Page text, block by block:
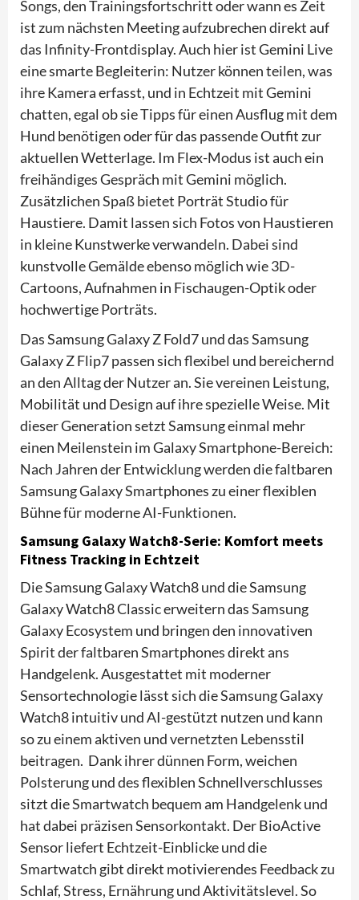
Songs, den Trainingsfortschritt oder wann es Zeit
ist zum nächsten Meeting aufzubrechen direkt auf
das Infinity-Frontdisplay. Auch hier ist Gemini Live
eine smarte Begleiterin: Nutzer können teilen, was
ihre Kamera erfasst, und in Echtzeit mit Gemini
chatten, egal ob sie Tipps für einen Ausflug mit dem
Hund benötigen oder für das passende Outfit zur
aktuellen Wetterlage. Im Flex-Modus ist auch ein
freihändiges Gespräch mit Gemini möglich.
Zusätzlichen Spaß bietet Porträt Studio für
Haustiere. Damit lassen sich Fotos von Haustieren
in kleine Kunstwerke verwandeln. Dabei sind
kunstvolle Gemälde ebenso möglich wie 3D-
Cartoons, Aufnahmen in Fischaugen-Optik oder
hochwertige Porträts.
Das Samsung Galaxy Z Fold7 und das Samsung
Galaxy Z Flip7 passen sich flexibel und bereichernd
an den Alltag der Nutzer an. Sie vereinen Leistung,
Mobilität und Design auf ihre spezielle Weise. Mit
dieser Generation setzt Samsung einmal mehr
einen Meilenstein im Galaxy Smartphone-Bereich:
Nach Jahren der Entwicklung werden die faltbaren
Samsung Galaxy Smartphones zu einer flexiblen
Bühne für moderne AI-Funktionen.
Samsung Galaxy Watch8-Serie: Komfort meets
Fitness Tracking in Echtzeit
Die Samsung Galaxy Watch8 und die Samsung
Galaxy Watch8 Classic erweitern das Samsung
Galaxy Ecosystem und bringen den innovativen
Spirit der faltbaren Smartphones direkt ans
Handgelenk. Ausgestattet mit moderner
Sensortechnologie lässt sich die Samsung Galaxy
Watch8 intuitiv und AI-gestützt nutzen und kann
so zu einem aktiven und vernetzten Lebensstil
beitragen. Dank ihrer dünnen Form, weichen
Polsterung und des flexiblen Schnellverschlusses
sitzt die Smartwatch bequem am Handgelenk und
hat dabei präzisen Sensorkontakt. Der BioActive
Sensor liefert Echtzeit-Einblicke und die
Smartwatch gibt direkt motivierendes Feedback zu
Schlaf, Stress, Ernährung und Aktivitätslevel. So